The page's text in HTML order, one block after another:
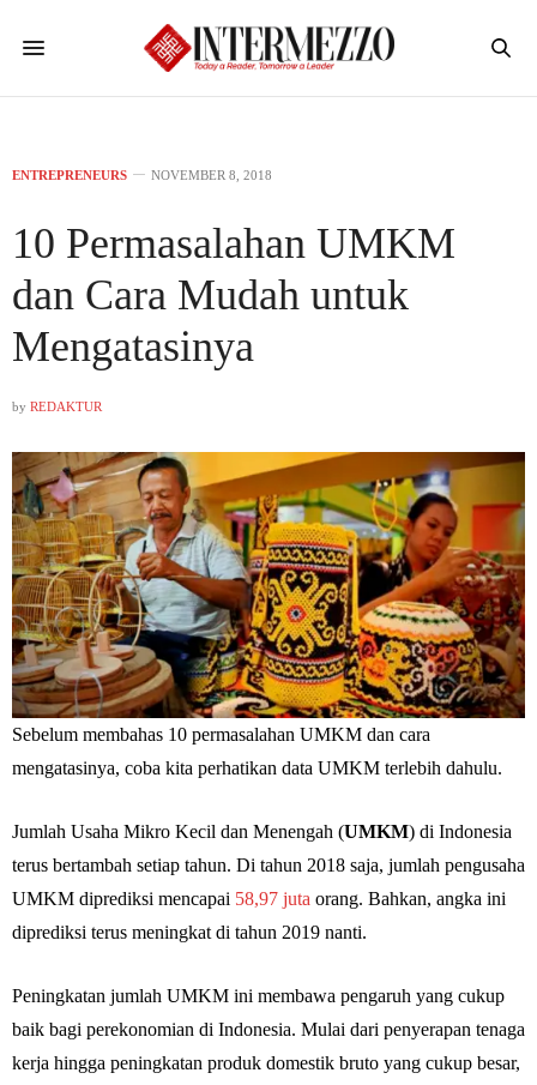
ENTREPRENEURS NOVEMBER 8, 2018
10 Permasalahan UMKM
dan Cara Mudah untuk
Mengatasinya
by REDAKTUR
Sebelum membahas 10 permasalahan UMKM dan cara
mengatasinya, coba kita perhatikan data UMKM terlebih dahulu.
Jumlah Usaha Mikro Kecil dan Menengah (UMKM) di Indonesia
terus bertambah setiap tahun. Di tahun 2018 saja, jumlah pengusaha
UMKM diprediksi mencapai 58,97 juta orang. Bahkan, angka ini
diprediksi terus meningkat di tahun 2019 nanti.
Peningkatan jumlah UMKM ini membawa pengaruh yang cukup
baik bagi perekonomian di Indonesia. Mulai dari penyerapan tenaga
kerja hingga peningkatan produk domestik bruto yang cukup besar,